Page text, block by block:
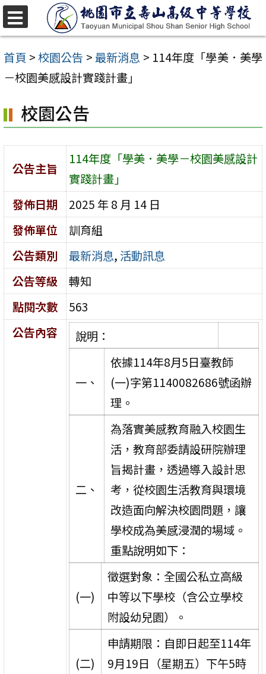
跳
至
主
容
區
首頁 >校園公告 >最新消息 > 114年度「學美．美學
－校園美感設計實踐計畫」
校園公告
公告主旨
114年度「學美．美學－校園美感設計
實踐計畫」
發佈日期
2025 年 8 月 14 日
發佈單位
訓育組
公告類別
最新消息, 活動訊息
公告等級
轉知
點閱次數
563
公告內容
說明：
一、
依據114年8月5日臺教師
(一)字第1140082686號函辦
理。
二、
為落實美感教育融入校園生
活，教育部委請設研院辦理
旨揭計畫，透過導入設計思
考，從校園生活教育與環境
改造面向解決校園問題，讓
學校成為美感浸潤的場域。
重點說明如下：
(一)
徵選對象：全國公私立高級
中等以下學校（含公立學校
附設幼兒園）。
(二)
申請期限：自即日起至114年
9月19日（星期五）下午5時
選
單